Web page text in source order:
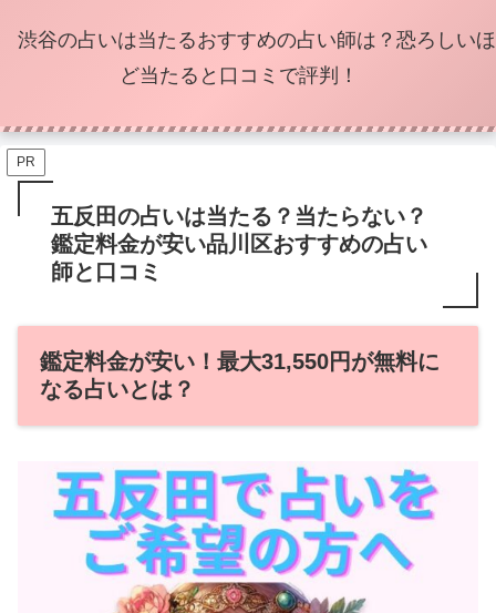
渋谷の占いは当たるおすすめの占い師は？恐ろしいほ
ど当たると口コミで評判！
PR
五反田の占いは当たる？当たらない？
鑑定料金が安い品川区おすすめの占い
師と口コミ
鑑定料金が安い！最大31,550円が無料に
なる占いとは？